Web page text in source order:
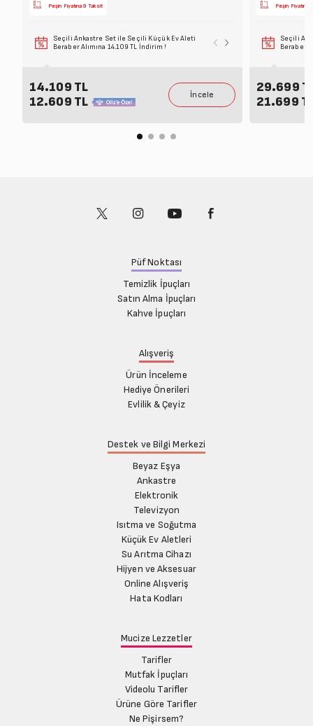
Peşin Fiyatına 9 Taksit
Seçili Ankastre Set ile Seçili Küçük Ev Aleti
Beraber Alımına 14.109 TL İndirim !
Seçili Beyaz
Alımına 6.099
14.109 TL
12.609 TL
Peşin Fiyatına
Seçili
Beraber
29.699
21.699
Püf Noktası
Temizlik İpuçları
Satın Alma İpuçları
Kahve İpuçları
Alışveriş
Ürün İnceleme
Hediye Önerileri
Evlilik & Çeyiz
Destek ve Bilgi Merkezi
Beyaz Eşya
Ankastre
Elektronik
Televizyon
Isıtma ve Soğutma
Küçük Ev Aletleri
Su Arıtma Cihazı
Hijyen ve Aksesuar
Online Alışveriş
Hata Kodları
Mucize Lezzetler
Tarifler
Mutfak İpuçları
Videolu Tarifler
Ürüne Göre Tarifler
Ne Pişirsem?